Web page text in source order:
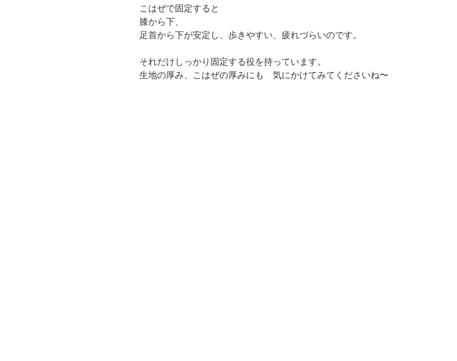
こはぜで固定すると
膝から下、
足首から下が安定し、歩きやすい、疲れづらいのです。
それだけしっかり固定する役を持っています。
生地の厚み、こはぜの厚みにも　気にかけてみてくださいね〜